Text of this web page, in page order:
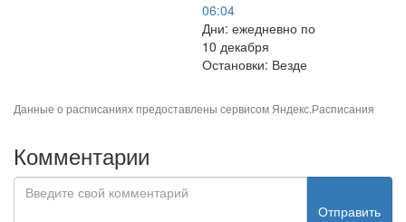
06:04
Дни: ежедневно по
10 декабря
Остановки: Везде
Данные о расписаниях предоставлены сервисом Яндекс.Расписания
Комментарии
Отправить